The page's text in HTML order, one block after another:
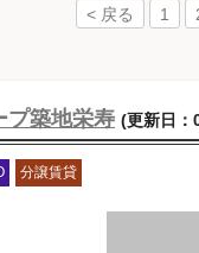
< 戻る 1
プ築地栄寿 (更新日：
分譲賃貸